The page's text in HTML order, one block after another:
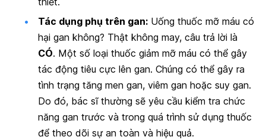
Tác dụng phụ trên gan: Uống thuốc mỡ máu có
hại gan không? Thật không may, câu trả lời là
CÓ. Một số loại thuốc giảm mỡ máu có thể gây
tác động tiêu cực lên gan. Chúng có thể gây ra
tình trạng tăng men gan, viêm gan hoặc suy gan.
Do đó, bác sĩ thường sẽ yêu cầu kiểm tra chức
năng gan trước và trong quá trình sử dụng thuốc
để theo dõi sự an toàn và hiệu quả.